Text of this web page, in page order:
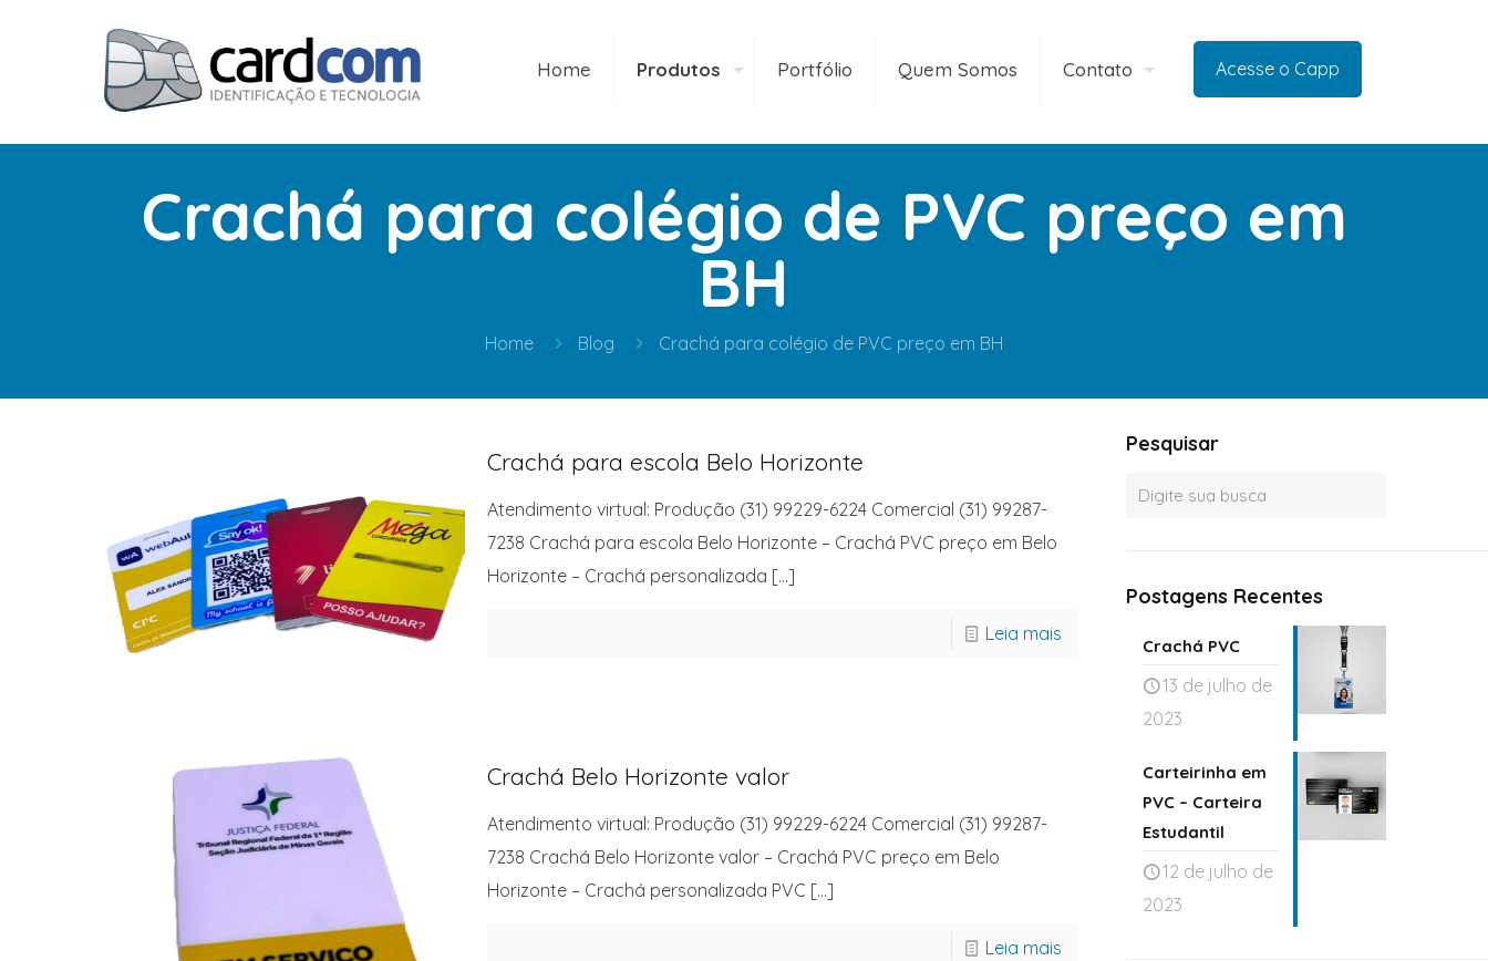
Home Produtos Portfólio Quem Somos Contato Acesse o Capp
Crachá para colégio de PVC preço em
BH
Home Blog Crachá para colégio de PVC preço em BH
Crachá para escola Belo Horizonte
Atendimento virtual: Produção (31) 99229-6224 Comercial (31) 99287-
7238 Crachá para escola Belo Horizonte – Crachá PVC preço em Belo
Horizonte – Crachá personalizada […]
Leia mais
Crachá Belo Horizonte valor
Atendimento virtual: Produção (31) 99229-6224 Comercial (31) 99287-
7238 Crachá Belo Horizonte valor – Crachá PVC preço em Belo
Horizonte – Crachá personalizada PVC […]
Leia mais
Pesquisar
Postagens Recentes
Crachá PVC
13 de julho de
2023
Carteirinha em
PVC – Carteira
Estudantil
12 de julho de
2023